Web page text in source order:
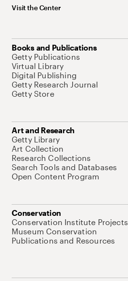
Visit the Center
Books and Publications
Getty Publications
Virtual Library
Digital Publishing
Getty Research Journal
Getty Store
Art and Research
Getty Library
Art Collection
Research Collections
Search Tools and Databases
Open Content Program
Conservation
Conservation Institute Projects
Museum Conservation
Publications and Resources